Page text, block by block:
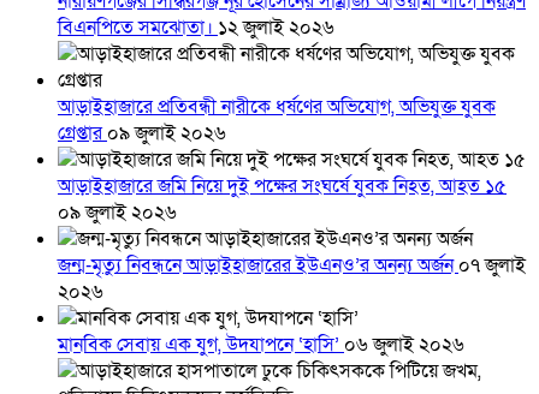
বিএনপিতে সমঝোতা। ১২ জুলাই ২০২৬
আড়াইহাজারে প্রতিবন্ধী নারীকে ধর্ষণের অভিযোগ, অভিযুক্ত যুবক
গ্রেপ্তার০৯ জুলাই ২০২৬
আড়াইহাজারে জমি নিয়ে দুই পক্ষের সংঘর্ষে যুবক নিহত, আহত ১৫
০৯ জুলাই ২০২৬
জন্ম-মৃত্যু নিবন্ধনে আড়াইহাজারের ইউএনও’র অনন্য অর্জন০৭ জুলাই
২০২৬
মানবিক সেবায় এক যুগ, উদযাপনে ‘হাসি’ ০৬ জুলাই ২০২৬